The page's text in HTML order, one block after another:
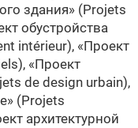
здания» (Projets
обустройства
intérieur), «Проект
«Проект
de design urbain),
(Projets
архитектурной